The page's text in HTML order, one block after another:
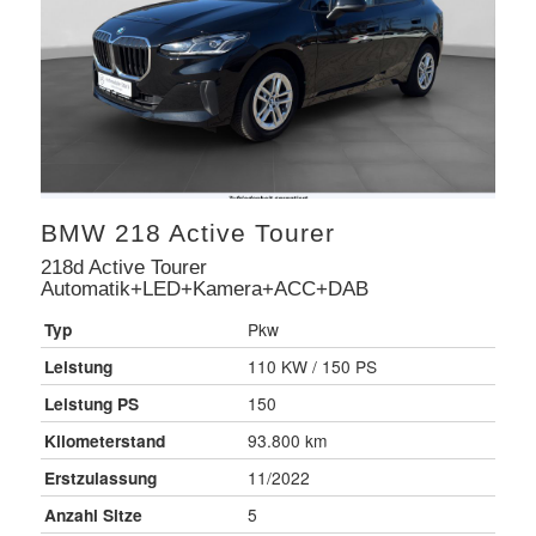
BMW 218 Active Tourer
218d Active Tourer
Automatik+LED+Kamera+ACC+DAB
Typ
Pkw
Leistung
110 KW / 150 PS
Leistung PS
150
Kilometerstand
93.800 km
Erstzulassung
11/2022
Anzahl Sitze
5